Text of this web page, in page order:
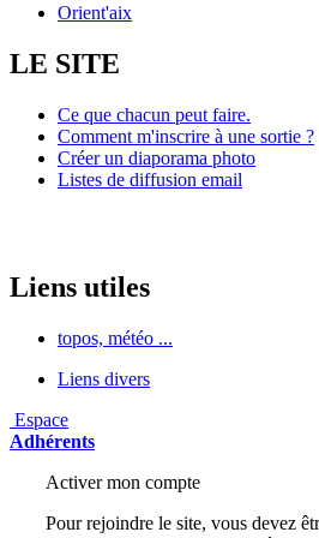
Orient'aix
LE SITE
Ce que chacun peut faire.
Comment m'inscrire à une sortie ?
Créer un diaporama photo
Listes de diffusion email
Liens utiles
topos, météo ...
Liens divers
Espace
Adhérents
Activer mon compte
Pour rejoindre le site, vous devez